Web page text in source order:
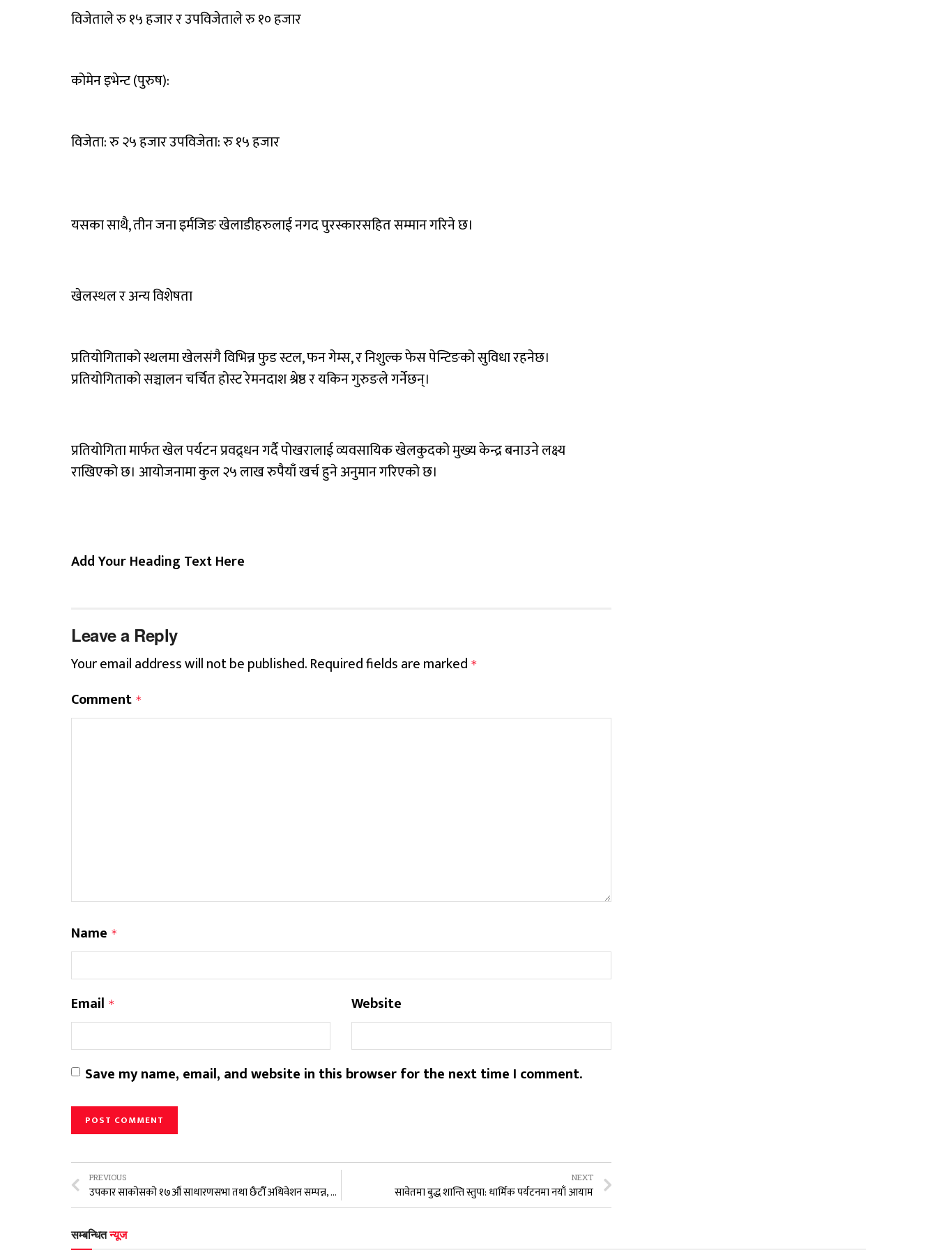
विजेताले रु १५ हजार र उपविजेताले रु १० हजार
कोमेन इभेन्ट (पुरुष):
विजेता: रु २५ हजार उपविजेता: रु १५ हजार
यसका साथै, तीन जना इर्मजिङ खेलाडीहरुलाई नगद पुरस्कारसहित सम्मान गरिने छ।
खेलस्थल र अन्य विशेषता
प्रतियोगिताको स्थलमा खेलसंगै विभिन्न फुड स्टल, फन गेम्स, र निशुल्क फेस पेन्टिङको सुविधा रहनेछ।
प्रतियोगिताको सञ्चालन चर्चित होस्ट रेमनदाश श्रेष्ठ र यकिन गुरुङले गर्नेछन्।
प्रतियोगिता मार्फत खेल पर्यटन प्रवद्र्धन गर्दै पोखरालाई व्यवसायिक खेलकुदको मुख्य केन्द्र बनाउने लक्ष्य
राखिएको छ। आयोजनामा कुल २५ लाख रुपैयाँ खर्च हुने अनुमान गरिएको छ।
Add Your Heading Text Here
Leave a Reply
Your email address will not be published.Required fields are marked *
Comment *
Name *
Email * Website
Save my name, email, and website in this browser for the next time I comment.
PREVIOUS
उपकार साकोसको १७औं साधारणसभा तथा छैटौँ अधिवेशन सम्पन्न, नयाँ कार्यसमिति चयन
NEXT
सावेतमा बुद्ध शान्ति स्तुपा: धार्मिक पर्यटनमा नयाँ आयाम
सम्बन्धितन्यूज